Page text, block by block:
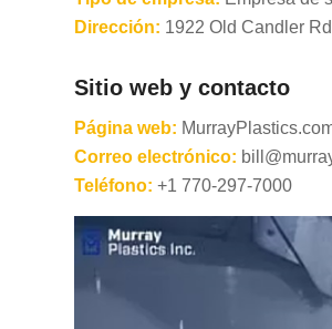
Dirección: 1922 Old Candler
Sitio web y contacto
Página web:
Correo electrónico:
Teléfono: +1 770-297-7000